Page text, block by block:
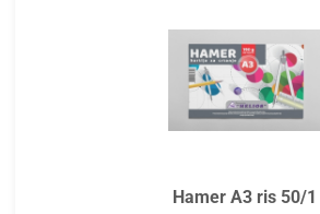
Hamer A3 ris 50/1